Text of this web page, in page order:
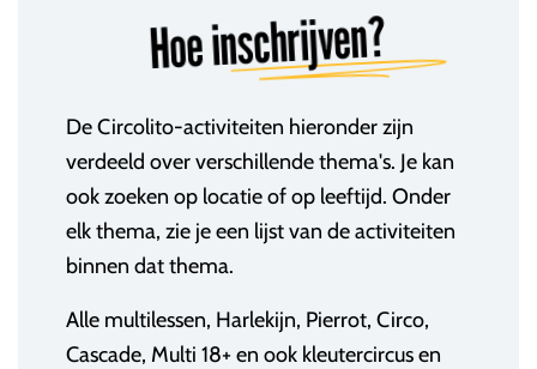
Hoe inschrijven?
De Circolito-activiteiten hieronder zijn
verdeeld over verschillende thema's. Je kan
ook zoeken op locatie of op leeftijd. Onder
elk thema, zie je een lijst van de activiteiten
binnen dat thema.
Alle multilessen, Harlekijn, Pierrot, Circo,
Cascade, Multi 18+ en ook kleutercircus en